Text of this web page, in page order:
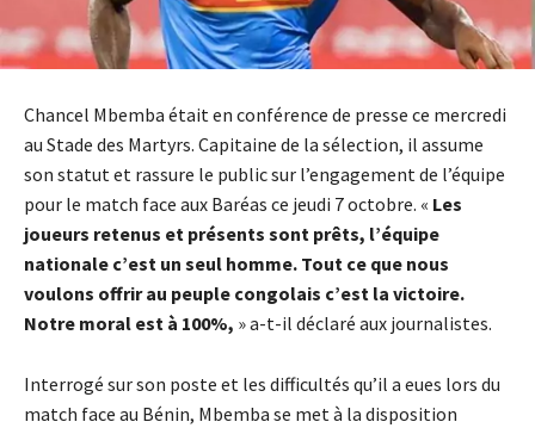
Chancel Mbemba était en conférence de presse ce mercredi
au Stade des Martyrs. Capitaine de la sélection, il assume
son statut et rassure le public sur l’engagement de l’équipe
pour le match face aux Baréas ce jeudi 7 octobre. « Les
joueurs retenus et présents sont prêts, l’équipe
nationale c’est un seul homme. Tout ce que nous
voulons offrir au peuple congolais c’est la victoire.
Notre moral est à 100%, » a-t-il déclaré aux journalistes.
Interrogé sur son poste et les difficultés qu’il a eues lors du
match face au Bénin, Mbemba se met à la disposition